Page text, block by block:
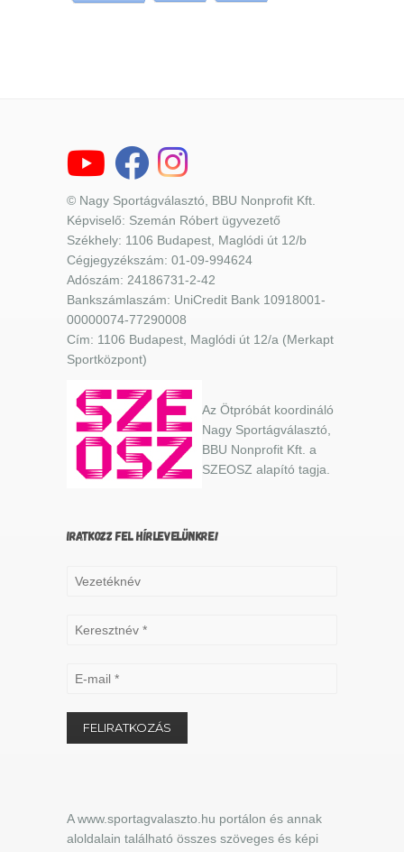
© Nagy Sportágválasztó, BBU Nonprofit Kft.
Képviselő: Szemán Róbert ügyvezető
Székhely: 1106 Budapest, Maglódi út 12/b
Cégjegyzékszám: 01-09-994624
Adószám: 24186731-2-42
Bankszámlaszám: UniCredit Bank 10918001-
00000074-77290008
Cím: 1106 Budapest, Maglódi út 12/a (Merkapt
Sportközpont)
Az Ötpróbát koordináló
Nagy Sportágválasztó,
BBU Nonprofit Kft. a
SZEOSZ alapító tagja.
IRATKOZZ FEL HÍRLEVELÜNKRE!
A www.sportagvalaszto.hu portálon és annak
aloldalain található összes szöveges és képi